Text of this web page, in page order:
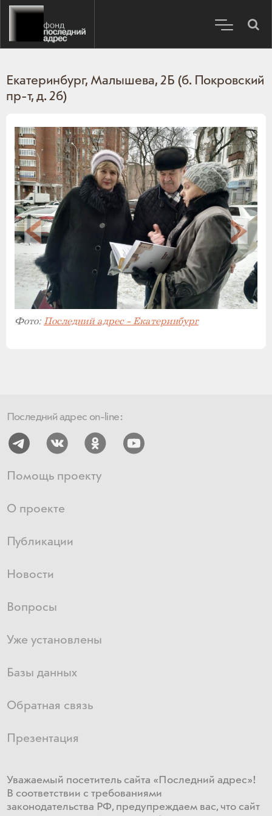
Екатеринбург, Малышева, 2Б (б. Покровский
пр-т, д. 2б)
Фото: Последний адрес - Екатеринбург
Последний адрес on-line:
Помощь проекту
О проекте
Публикации
Новости
Вопросы
Уже установлены
Базы данных
Обратная связь
Презентация
Уважаемый посетитель сайта «Последний адрес»!
В соответствии с требованиями
законодательства РФ, предупреждаем вас, что сайт